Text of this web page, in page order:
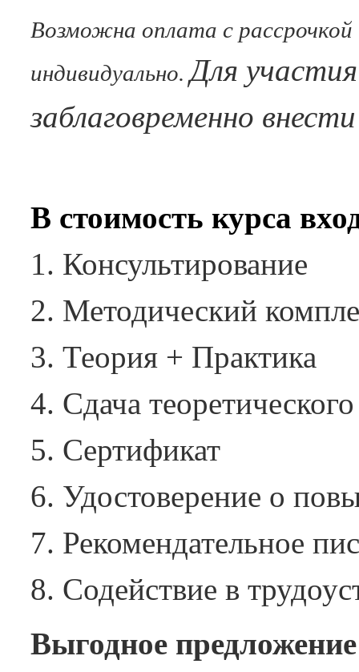
Возможна оплата с
индивидуально.Для
заблаговременно
В стоимость курса
Консультирование
Методический
Теория + Практика
Сдача
Сертификат
Удостоверение о
Рекомендательное
Содействие в
Выгодное